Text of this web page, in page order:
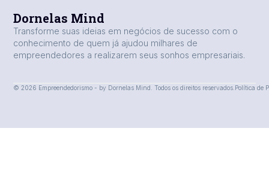
Dornelas Mind
Transforme suas ideias em negócios de sucesso com o
conhecimento de quem já ajudou milhares de
empreendedores a realizarem seus sonhos empresariais.
© 2026 Empreendedorismo - by Dornelas Mind. Todos os direitos reservados. Política de